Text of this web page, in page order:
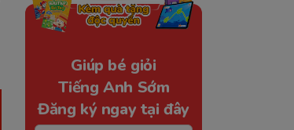
Giúp bé giỏi
Tiếng Anh Sớm
Đăng ký ngay tại đây